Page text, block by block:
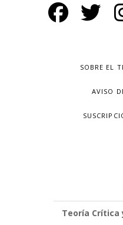
SOBRE EL
AVISO
Teoría Crítica